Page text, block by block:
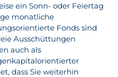
ein Sonn- oder Feiertag
monatliche
Fonds sind
Ausschüttungen
auch als
dass Sie weiterhin